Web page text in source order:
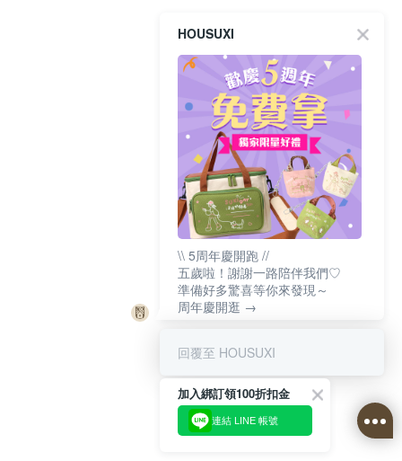
HOUSUXI
\\ 5周年慶開跑 //
五歲啦！謝謝一路陪伴我們♡
準備好多驚喜等你來發現～
周年慶開逛 →
回覆至 HOUSUXI
加入綁訂領100折扣金
連結 LINE 帳號